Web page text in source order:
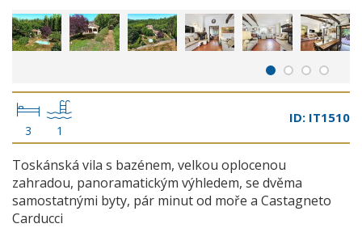
3 1
ID: IT1510
Toskánská vila s bazénem, velkou oplocenou
zahradou, panoramatickým výhledem, se dvěma
samostatnými byty, pár minut od moře a Castagneto
Carducci